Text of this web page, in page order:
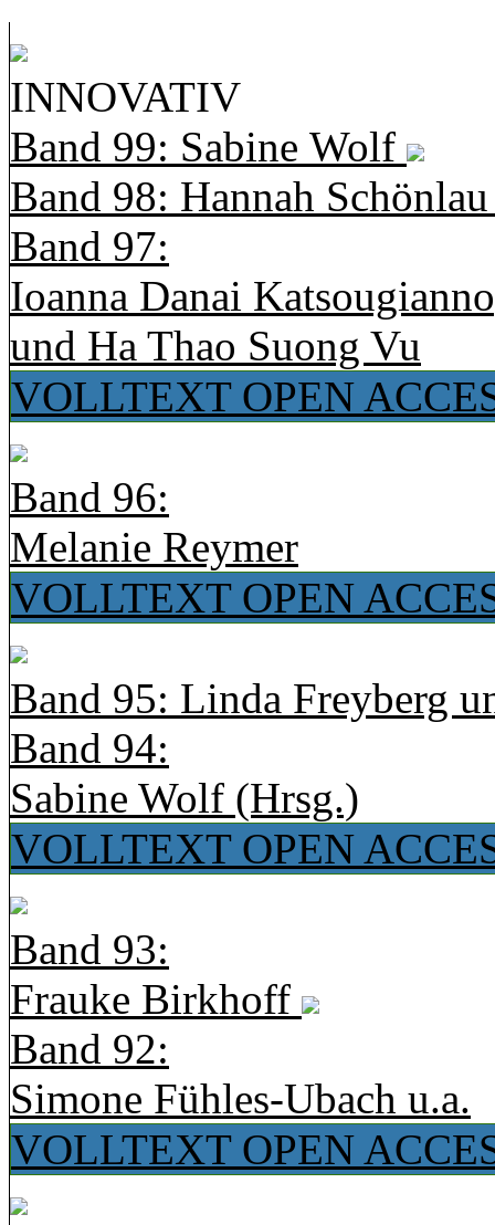
INNOVATIV
Band 99: Sabine Wolf
Band 98: Hannah
Band 97:
Ioanna Danai
und Ha Thao Suong Vu
VOLLTEXT OPEN
Band 96:
Melanie Reymer
VOLLTEXT OPEN
Band 95: Linda Freyberg
Band 94:
Sabine Wolf (Hrsg.)
VOLLTEXT OPEN
Band 93:
Frauke Birkhoff
Band 92:
Simone Fühles-Ubach u.a.
VOLLTEXT OPEN